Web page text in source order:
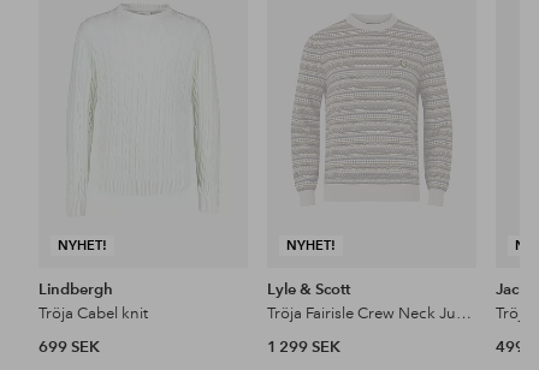
NYHET!
i
Lindbergh
Tröja Cabel knit
699 SEK
NYHET!
i
favoriter
Lyle & Scott
Tröja Fairisle Crew Neck Jumper
1 299 SEK
Jack
499